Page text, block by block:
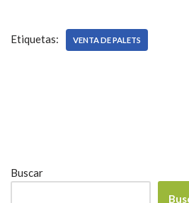
Etiquetas: VENTA DE PALETS
Buscar